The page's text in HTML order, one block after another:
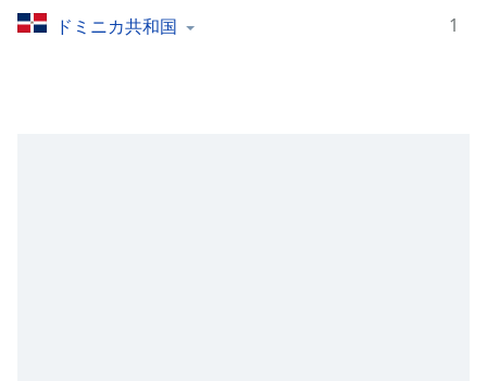
Mute
Current
ドミニカ共和国 1